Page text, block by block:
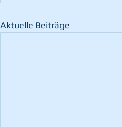
Aktuelle Beiträge